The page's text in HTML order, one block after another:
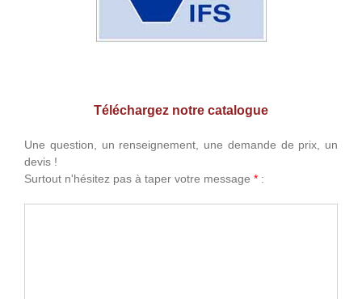
Téléchargez notre catalogue
Une question, un renseignement, une demande de prix, un
devis !
Surtout n'hésitez pas à taper votre message * :